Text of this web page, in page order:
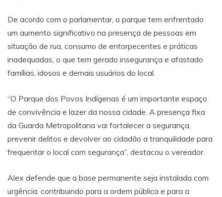
De acordo com o parlamentar, o parque tem enfrentado
um aumento significativo na presença de pessoas em
situação de rua, consumo de entorpecentes e práticas
inadequadas, o que tem gerado insegurança e afastado
famílias, idosos e demais usuários do local.
“O Parque dos Povos Indígenas é um importante espaço
de convivência e lazer da nossa cidade. A presença fixa
da Guarda Metropolitana vai fortalecer a segurança,
prevenir delitos e devolver ao cidadão a tranquilidade para
frequentar o local com segurança”, destacou o vereador.
Alex defende que a base permanente seja instalada com
urgência, contribuindo para a ordem pública e para a